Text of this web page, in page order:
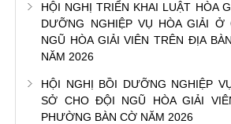
HỘI NGHỊ TRIỂN KHAI LUẬT HÒA
DƯỠNG NGHIỆP VỤ HÒA GIẢI
NGŨ HÒA GIẢI VIÊN TRÊN ĐỊA
NĂM 2026
HỘI NGHỊ BỒI DƯỠNG NGHIỆP
SỞ CHO ĐỘI NGŨ HÒA GIẢI
PHƯỜNG BÀN CỜ NĂM 2026